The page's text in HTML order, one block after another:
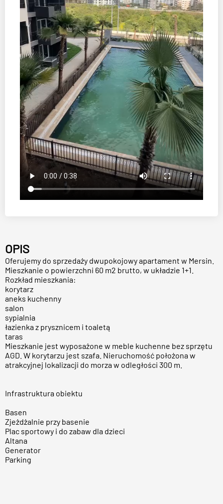
OPIS
Oferujemy do sprzedaży dwupokojowy apartament w Mersin.
Mieszkanie o powierzchni 60 m2 brutto, w układzie 1+1.
Rozkład mieszkania:
korytarz
aneks kuchenny
salon
sypialnia
łazienka z prysznicem i toaletą
taras
Mieszkanie jest wyposażone w meble kuchenne bez sprzętu
AGD. W korytarzu jest szafa. Nieruchomość położona w
atrakcyjnej lokalizacji do morza w odległości 300 m.
Infrastruktura obiektu
Basen
Zjeżdżalnie przy basenie
Plac sportowy i do zabaw dla dzieci
Altana
Generator
Parking